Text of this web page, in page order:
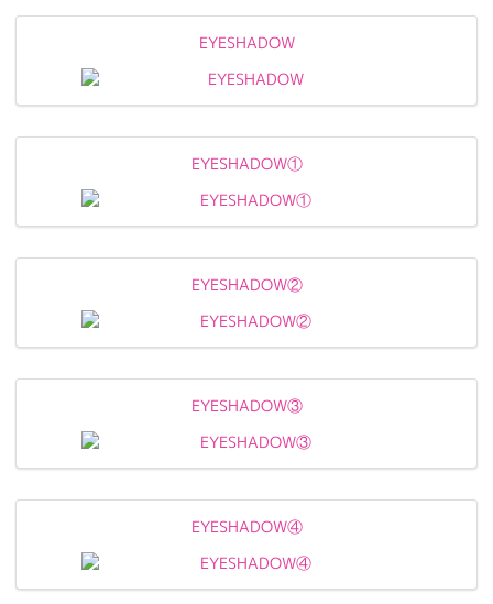
EYESHADOW
EYESHADOW①
EYESHADOW②
EYESHADOW③
EYESHADOW④